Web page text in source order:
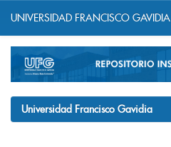
navigation
UNIVERSIDAD FRANCISCO GAVIDIA
Universidad Francisco Gavidia